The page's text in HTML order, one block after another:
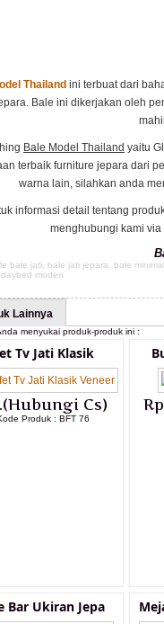
Thailand ini terbuat dari
Bale ini dikerjakan oleh
Bale Model Thailand yaitu
terbaik furniture jepara dari
warna lain, silahkan anda
informasi detail tentang
menghubungi kami
bale jati bale jati jepara bale
daybed moden
Lainnya
menyukai produk-produk ini :
Tv Jati Klasik
Cs)
Produk : BFT 76
Bar Ukiran Jepa